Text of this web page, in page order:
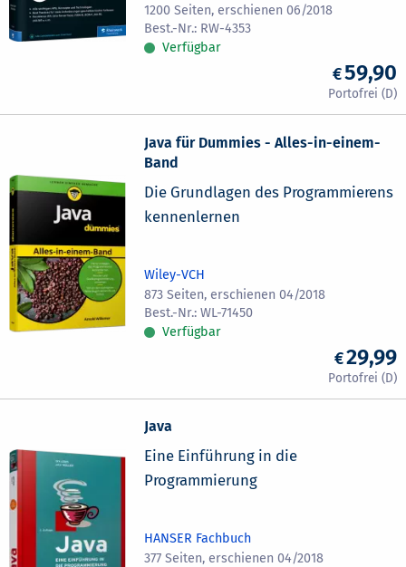
1200 Seiten, erschienen 06/2018
RW-4353
Verfügbar
59,90
Java für Dummies - Alles-in-einem-
Band
Die Grundlagen des Programmierens
kennenlernen
Wiley-VCH
873 Seiten, erschienen 04/2018
WL-71450
Verfügbar
29,99
Java
Eine Einführung in die
Programmierung
HANSER Fachbuch
377 Seiten, erschienen 04/2018